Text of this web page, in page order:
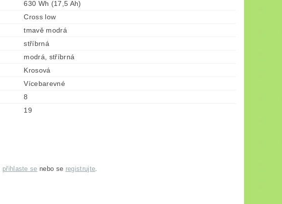
630 Wh (17,5 Ah)
Cross low
tmavě modrá
stříbrná
modrá, stříbrná
Krosová
Vícebarevné
8
19
přihlaste se nebo se registrujte.